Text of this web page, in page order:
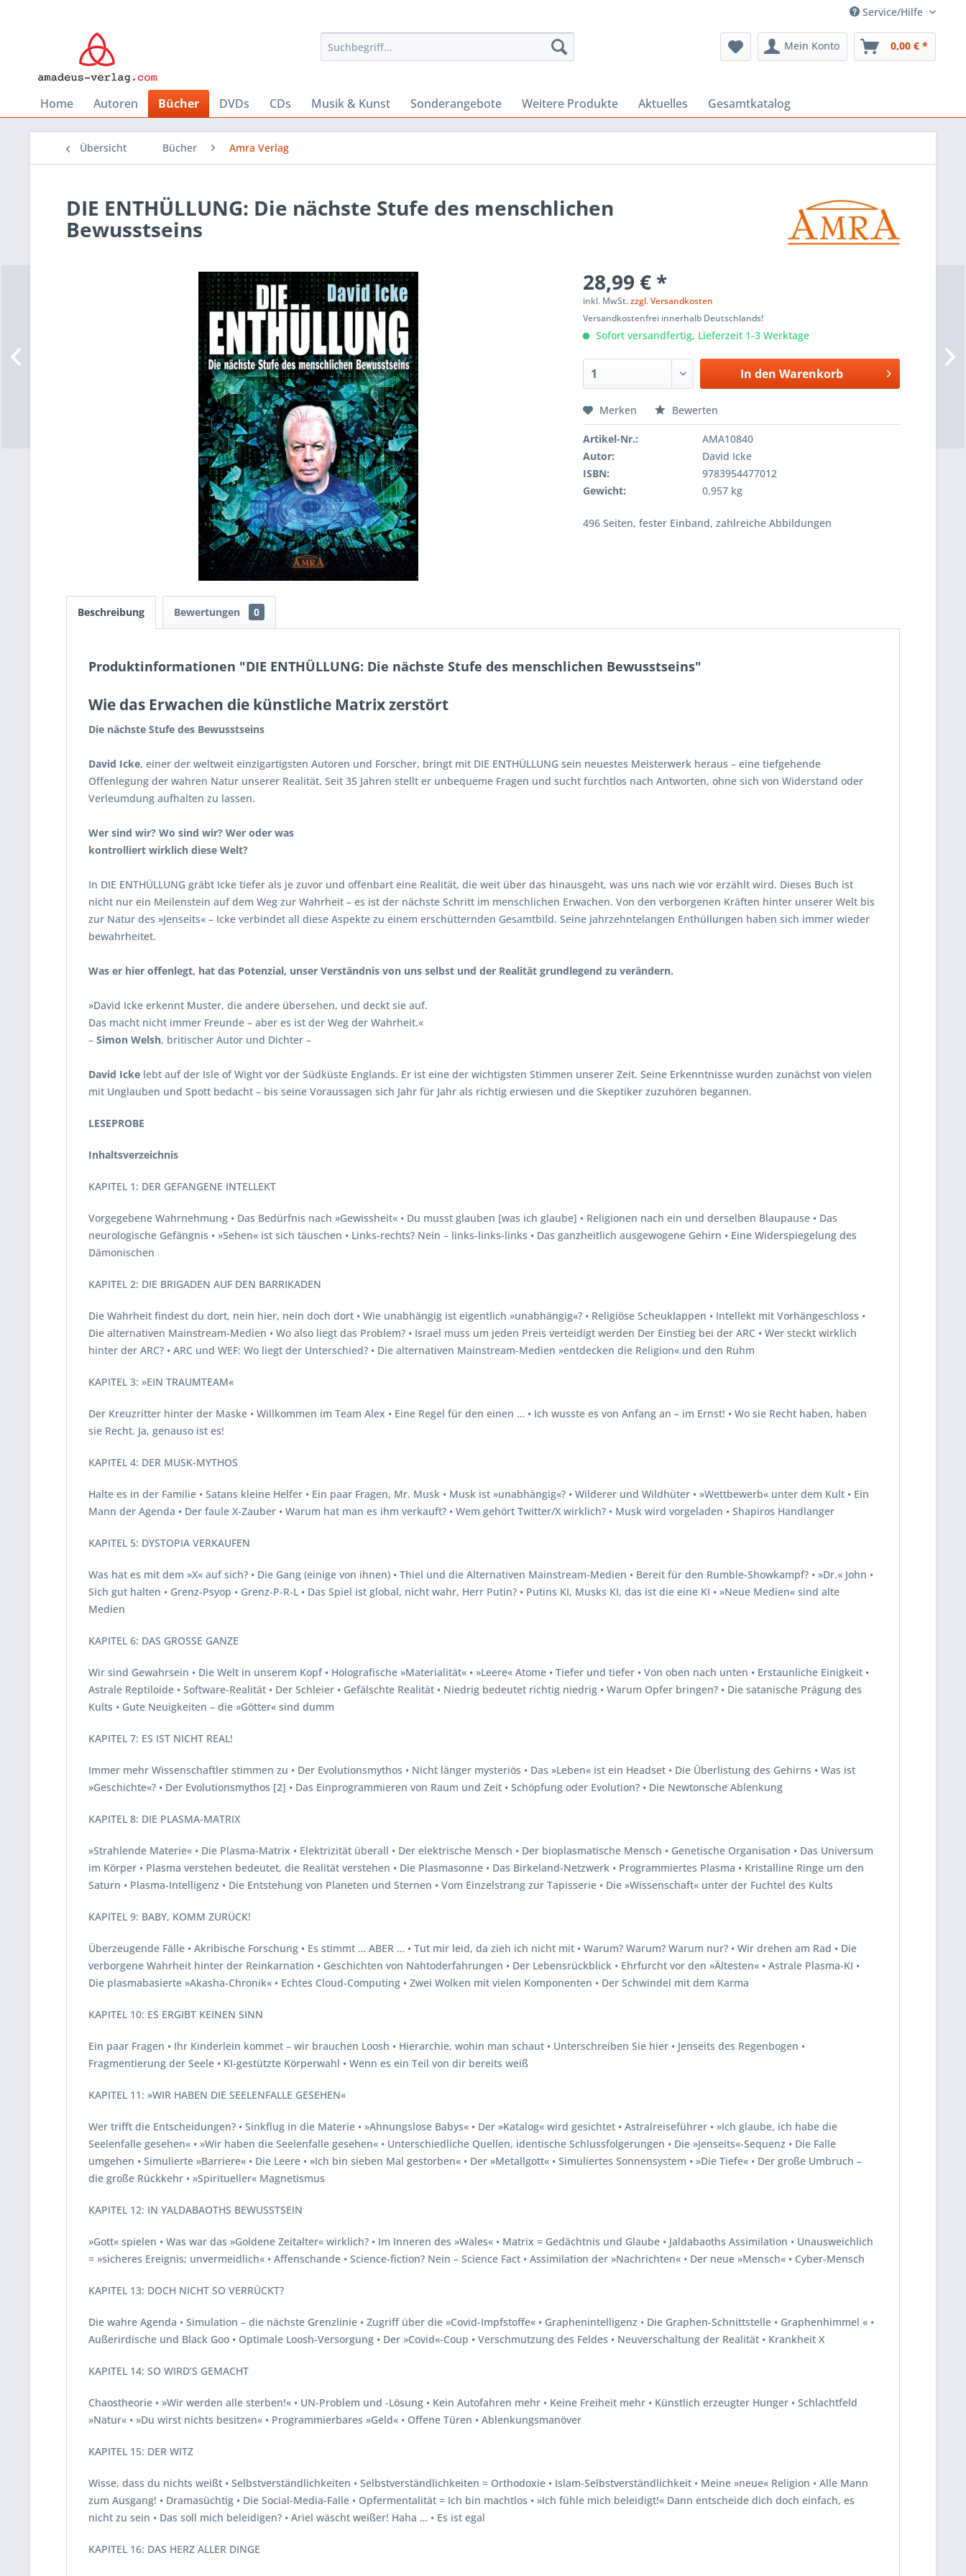
Service/Hilfe
Mein Konto 0,00 € *
Home Autoren Bücher DVDs CDs Musik & Kunst Sonderangebote Weitere Produkte Aktuelles Gesamtkatalog
Übersicht Bücher Amra Verlag
DIE ENTHÜLLUNG: Die nächste Stufe des menschlichen
Bewusstseins
28,99 € *
inkl. MwSt.zzgl. Versandkosten
Versandkostenfrei innerhalb Deutschlands!
Sofort versandfertig, Lieferzeit 1-3 Werktage
In den Warenkorb
Merken Bewerten
Artikel-Nr.:
AMA10840
Autor:
David Icke
ISBN:
9783954477012
Gewicht:
0.957 kg
496 Seiten, fester Einband, zahlreiche Abbildungen
Beschreibung Bewertungen 0
Produktinformationen "DIE ENTHÜLLUNG: Die nächste Stufe des menschlichen Bewusstseins"
Wie das Erwachen die künstliche Matrix zerstört
Die nächste Stufe des Bewusstseins
David Icke, einer der weltweit einzigartigsten Autoren und Forscher, bringt mit DIE ENTHÜLLUNG sein neuestes Meisterwerk heraus – eine tiefgehende
Offenlegung der wahren Natur unserer Realität. Seit 35 Jahren stellt er unbequeme Fragen und sucht furchtlos nach Antworten, ohne sich von Widerstand oder
Verleumdung aufhalten zu lassen.
Wer sind wir? Wo sind wir? Wer oder was
kontrolliert wirklich diese Welt?
In DIE ENTHÜLLUNG gräbt Icke tiefer als je zuvor und offenbart eine Realität, die weit über das hinausgeht, was uns nach wie vor erzählt wird. Dieses Buch ist
nicht nur ein Meilenstein auf dem Weg zur Wahrheit – es ist der nächste Schritt im menschlichen Erwachen. Von den verborgenen Kräften hinter unserer Welt bis
zur Natur des »Jenseits« – Icke verbindet all diese Aspekte zu einem erschütternden Gesamtbild. Seine jahrzehntelangen Enthüllungen haben sich immer wieder
bewahrheitet.
Was er hier offenlegt, hat das Potenzial, unser Verständnis von uns selbst und der Realität grundlegend zu verändern.
»David Icke erkennt Muster, die andere übersehen, und deckt sie auf.
Das macht nicht immer Freunde – aber es ist der Weg der Wahrheit.«
– Simon Welsh, britischer Autor und Dichter –
David Icke lebt auf der Isle of Wight vor der Südküste Englands. Er ist eine der wichtigsten Stimmen unserer Zeit. Seine Erkenntnisse wurden zunächst von vielen
mit Unglauben und Spott bedacht – bis seine Voraussagen sich Jahr für Jahr als richtig erwiesen und die Skeptiker zuzuhören begannen.
LESEPROBE
Inhaltsverzeichnis
KAPITEL 1: DER GEFANGENE INTELLEKT
Vorgegebene Wahrnehmung • Das Bedürfnis nach »Gewissheit« • Du musst glauben [was ich glaube] • Religionen nach ein und derselben Blaupause • Das
neurologische Gefängnis • »Sehen« ist sich täuschen • Links-rechts? Nein – links-links-links • Das ganzheitlich ausgewogene Gehirn • Eine Widerspiegelung des
Dämonischen
KAPITEL 2: DIE BRIGADEN AUF DEN BARRIKADEN
Die Wahrheit findest du dort, nein hier, nein doch dort • Wie unabhängig ist eigentlich »unabhängig«? • Religiöse Scheuklappen • Intellekt mit Vorhängeschloss •
Die alternativen Mainstream-Medien • Wo also liegt das Problem? • Israel muss um jeden Preis verteidigt werden Der Einstieg bei der ARC • Wer steckt wirklich
hinter der ARC? • ARC und WEF: Wo liegt der Unterschied? • Die alternativen Mainstream-Medien »entdecken die Religion« und den Ruhm
KAPITEL 3: »EIN TRAUMTEAM«
Der Kreuzritter hinter der Maske • Willkommen im Team Alex • Eine Regel für den einen … • Ich wusste es von Anfang an – im Ernst! • Wo sie Recht haben, haben
sie Recht. Ja, genauso ist es!
KAPITEL 4: DER MUSK-MYTHOS
Halte es in der Familie • Satans kleine Helfer • Ein paar Fragen, Mr. Musk • Musk ist »unabhängig«? • Wilderer und Wildhüter • »Wettbewerb« unter dem Kult • Ein
Mann der Agenda • Der faule X-Zauber • Warum hat man es ihm verkauft? • Wem gehört Twitter/X wirklich? • Musk wird vorgeladen • Shapiros Handlanger
KAPITEL 5: DYSTOPIA VERKAUFEN
Was hat es mit dem »X« auf sich? • Die Gang (einige von ihnen) • Thiel und die Alternativen Mainstream-Medien • Bereit für den Rumble-Showkampf? • »Dr.« John •
Sich gut halten • Grenz-Psyop • Grenz-P-R-L • Das Spiel ist global, nicht wahr, Herr Putin? • Putins KI, Musks KI, das ist die eine KI • »Neue Medien« sind alte
Medien
KAPITEL 6: DAS GROSSE GANZE
Wir sind Gewahrsein • Die Welt in unserem Kopf • Holografische »Materialität« • »Leere« Atome • Tiefer und tiefer • Von oben nach unten • Erstaunliche Einigkeit •
Astrale Reptiloide • Software-Realität • Der Schleier • Gefälschte Realität • Niedrig bedeutet richtig niedrig • Warum Opfer bringen? • Die satanische Prägung des
Kults • Gute Neuigkeiten – die »Götter« sind dumm
KAPITEL 7: ES IST NICHT REAL!
Immer mehr Wissenschaftler stimmen zu • Der Evolutionsmythos • Nicht länger mysteriös • Das »Leben« ist ein Headset • Die Überlistung des Gehirns • Was ist
»Geschichte«? • Der Evolutionsmythos [2] • Das Einprogrammieren von Raum und Zeit • Schöpfung oder Evolution? • Die Newtonsche Ablenkung
KAPITEL 8: DIE PLASMA-MATRIX
»Strahlende Materie« • Die Plasma-Matrix • Elektrizität überall • Der elektrische Mensch • Der bioplasmatische Mensch • Genetische Organisation • Das Universum
im Körper • Plasma verstehen bedeutet, die Realität verstehen • Die Plasmasonne • Das Birkeland-Netzwerk • Programmiertes Plasma • Kristalline Ringe um den
Saturn • Plasma-Intelligenz • Die Entstehung von Planeten und Sternen • Vom Einzelstrang zur Tapisserie • Die »Wissenschaft« unter der Fuchtel des Kults
KAPITEL 9: BABY, KOMM ZURÜCK!
Überzeugende Fälle • Akribische Forschung • Es stimmt … ABER … • Tut mir leid, da zieh ich nicht mit • Warum? Warum? Warum nur? • Wir drehen am Rad • Die
verborgene Wahrheit hinter der Reinkarnation • Geschichten von Nahtoderfahrungen • Der Lebensrückblick • Ehrfurcht vor den »Ältesten« • Astrale Plasma-KI •
Die plasmabasierte »Akasha-Chronik« • Echtes Cloud-Computing • Zwei Wolken mit vielen Komponenten • Der Schwindel mit dem Karma
KAPITEL 10: ES ERGIBT KEINEN SINN
Ein paar Fragen • Ihr Kinderlein kommet – wir brauchen Loosh • Hierarchie, wohin man schaut • Unterschreiben Sie hier • Jenseits des Regenbogen •
Fragmentierung der Seele • KI-gestützte Körperwahl • Wenn es ein Teil von dir bereits weiß
KAPITEL 11: »WIR HABEN DIE SEELENFALLE GESEHEN«
Wer trifft die Entscheidungen? • Sinkflug in die Materie • »Ahnungslose Babys« • Der »Katalog« wird gesichtet • Astralreiseführer • »Ich glaube, ich habe die
Seelenfalle gesehen« • »Wir haben die Seelenfalle gesehen« • Unterschiedliche Quellen, identische Schlussfolgerungen • Die »Jenseits«-Sequenz • Die Falle
umgehen • Simulierte »Barriere« • Die Leere • »Ich bin sieben Mal gestorben« • Der »Metallgott« • Simuliertes Sonnensystem • »Die Tiefe« • Der große Umbruch –
die große Rückkehr • »Spiritueller« Magnetismus
KAPITEL 12: IN YALDABAOTHS BEWUSSTSEIN
»Gott« spielen • Was war das »Goldene Zeitalter« wirklich? • Im Inneren des »Wales« • Matrix = Gedächtnis und Glaube • Jaldabaoths Assimilation • Unausweichlich
= »sicheres Ereignis; unvermeidlich« • Affenschande • Science-fiction? Nein – Science Fact • Assimilation der »Nachrichten« • Der neue »Mensch« • Cyber-Mensch
KAPITEL 13: DOCH NICHT SO VERRÜCKT?
Die wahre Agenda • Simulation – die nächste Grenzlinie • Zugriff über die »Covid-Impfstoffe« • Graphenintelligenz • Die Graphen-Schnittstelle • Graphenhimmel « •
Außerirdische und Black Goo • Optimale Loosh-Versorgung • Der »Covid«-Coup • Verschmutzung des Feldes • Neuverschaltung der Realität • Krankheit X
KAPITEL 14: SO WIRD’S GEMACHT
Chaostheorie • »Wir werden alle sterben!« • UN-Problem und -Lösung • Kein Autofahren mehr • Keine Freiheit mehr • Künstlich erzeugter Hunger • Schlachtfeld
»Natur« • »Du wirst nichts besitzen« • Programmierbares »Geld« • Offene Türen • Ablenkungsmanöver
KAPITEL 15: DER WITZ
Wisse, dass du nichts weißt • Selbstverständlichkeiten • Selbstverständlichkeiten = Orthodoxie • Islam-Selbstverständlichkeit • Meine »neue« Religion • Alle Mann
zum Ausgang! • Dramasüchtig • Die Social-Media-Falle • Opfermentalität = Ich bin machtlos • »Ich fühle mich beleidigt!« Dann entscheide dich doch einfach, es
nicht zu sein • Das soll mich beleidigen? • Ariel wäscht weißer! Haha … • Es ist egal
KAPITEL 16: DAS HERZ ALLER DINGE